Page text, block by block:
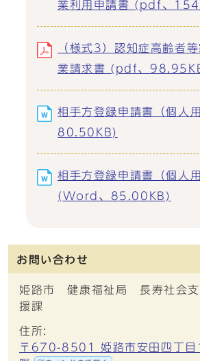
業利用申請書 (pdf、
（様式3）認知症高齢者
業請求書 (pdf、
相手方登録申請書（個人
80.50KB)
相手方登録申請書（個人
(Word、85.00KB)
お問い合わせ
姫路市 健康福祉局 長寿社会
援課
住所:
〒670-8501 姫路市安田四丁目